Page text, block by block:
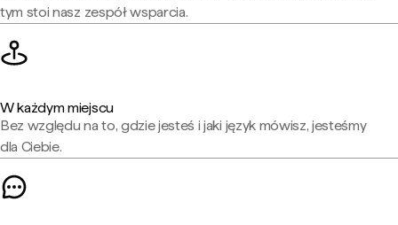
tym stoi nasz zespół wsparcia.
W każdym miejscu
Bez względu na to, gdzie jesteś i jaki język mówisz, jesteśmy
dla Ciebie.